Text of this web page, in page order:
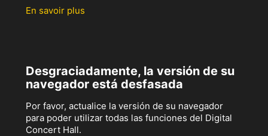
En savoir plus
Desgraciadamente, la versión de su
navegador está desfasada
Por favor, actualice la versión de su navegador
para poder utilizar todas las funciones del Digital
Concert Hall.